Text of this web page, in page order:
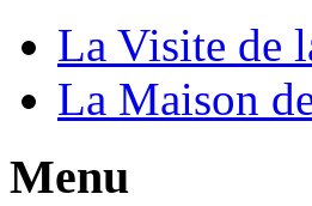
La Visite de
La Maison
Menu